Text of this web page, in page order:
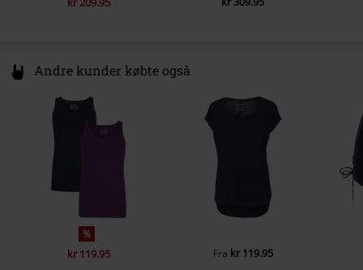
Andre kunder købte også
%
kr 119.95 Fra kr 119.95